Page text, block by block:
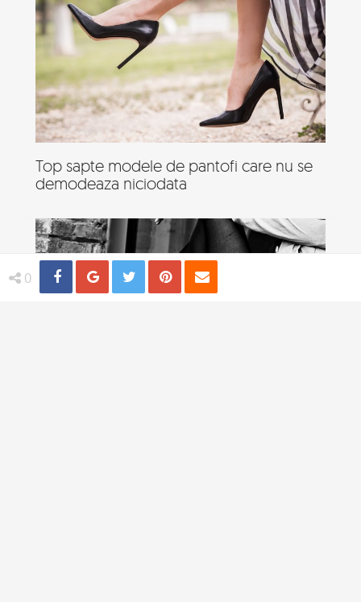
0 Share Distribuie
Tweet Pin
Top sapte modele de pantofi care nu se
demodeaza niciodata